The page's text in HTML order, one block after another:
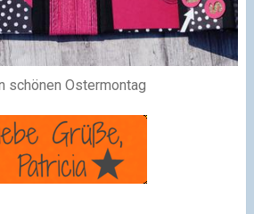
schönen Ostermontag